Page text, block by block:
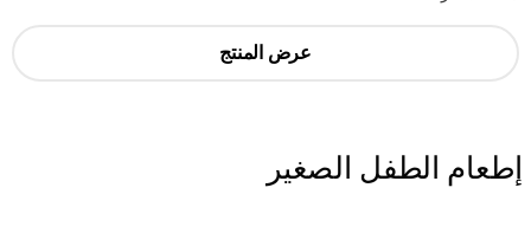
عرض المنتج
إطعام الطفل الصغير